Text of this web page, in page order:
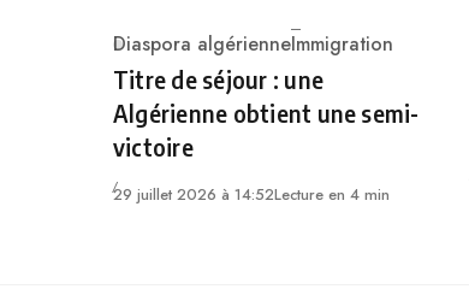
Category
Diaspora algérienneImmigration
Titre de séjour : une
Algérienne obtient une semi-
victoire
29 juillet 2026 à 14:52Lecture en 4 min